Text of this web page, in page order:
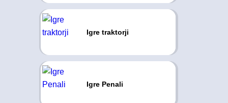
Igre traktorji
Igre Penali